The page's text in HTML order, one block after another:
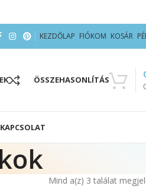
KEZDŐLAP FIÓKOM KOSÁR
ÖSSZEHASONLÍTÁS
KAPCSOLAT
Mind a(z) 3 találat